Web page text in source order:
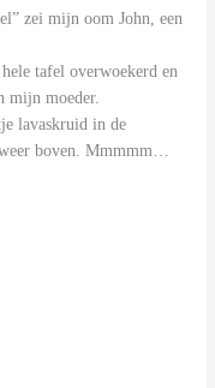
zei mijn oom John, een
tafel overwoekerd en
mijn moeder.
lavaskruid in de
boven. Mmmmm…